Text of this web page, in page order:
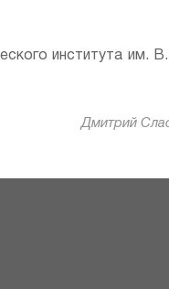
института
Дмитрий